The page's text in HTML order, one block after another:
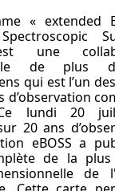
« extended
une
de plus
qui est l’un
d’observation
lundi 20
20 ans
eBOSS a
de la
de